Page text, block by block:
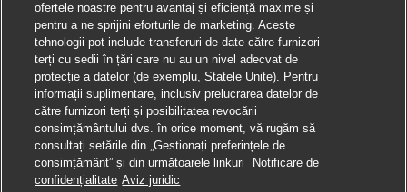
Aplică pentru această poziție
ofertele noastre pentru avantaj și eficiență maxime și
pentru a ne sprijini eforturile de marketing. Aceste
tehnologii pot include transferuri de date către furnizori
terți cu sedii în țări care nu au un nivel adecvat de
protecție a datelor (de exemplu, Statele Unite). Pentru
informații suplimentare, inclusiv prelucrarea datelor de
către furnizori terți și posibilitatea revocării
consimțământului dvs. în orice moment, vă rugăm să
consultați setările din „Gestionați preferințele de
consimțământ” și din următoarele linkuri
Notificare de
confidențialitate Aviz juridic